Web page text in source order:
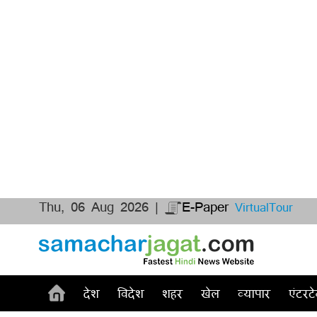
Thu, 06 Aug 2026 | E-Paper VirtualTour
देश विदेश शहर खेल व्यापार